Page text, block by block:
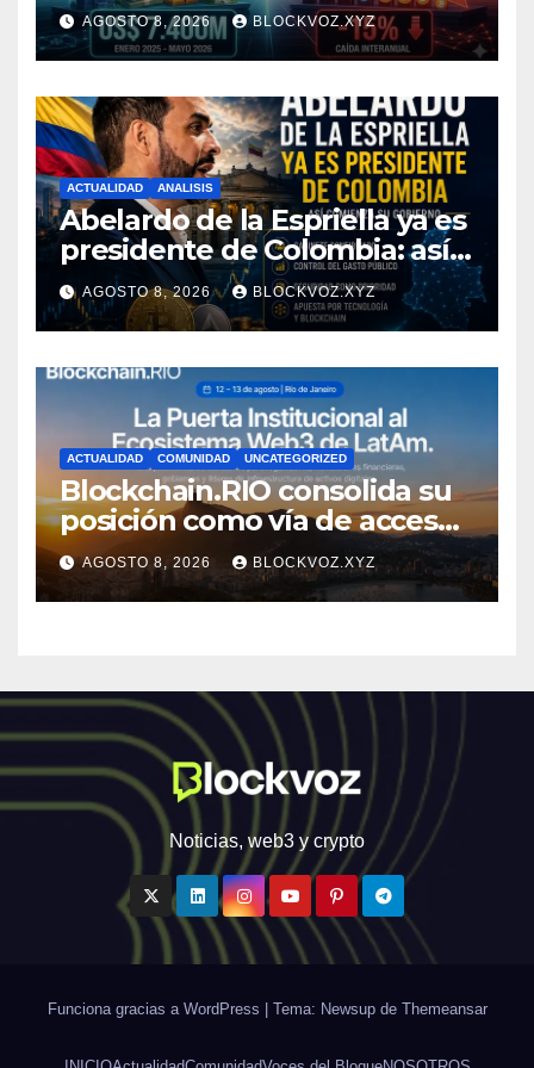
mientras la DeFi cae 15%
AGOSTO 8, 2026 BLOCKVOZ.XYZ
ACTUALIDAD ANALISIS
Abelardo de la Espriella ya es
presidente de Colombia: así
comienza su gobierno y qué
puede cambiar para la
economía y el sector cripto
AGOSTO 8, 2026 BLOCKVOZ.XYZ
ACTUALIDAD COMUNIDAD UNCATEGORIZED
Blockchain.RIO consolida su
posición como vía de acceso
institucional a la
infraestructura financiera
digital de América Latina
AGOSTO 8, 2026 BLOCKVOZ.XYZ
Noticias, web3 y crypto
Funciona gracias a WordPress Tema: Newsup de Themeansar